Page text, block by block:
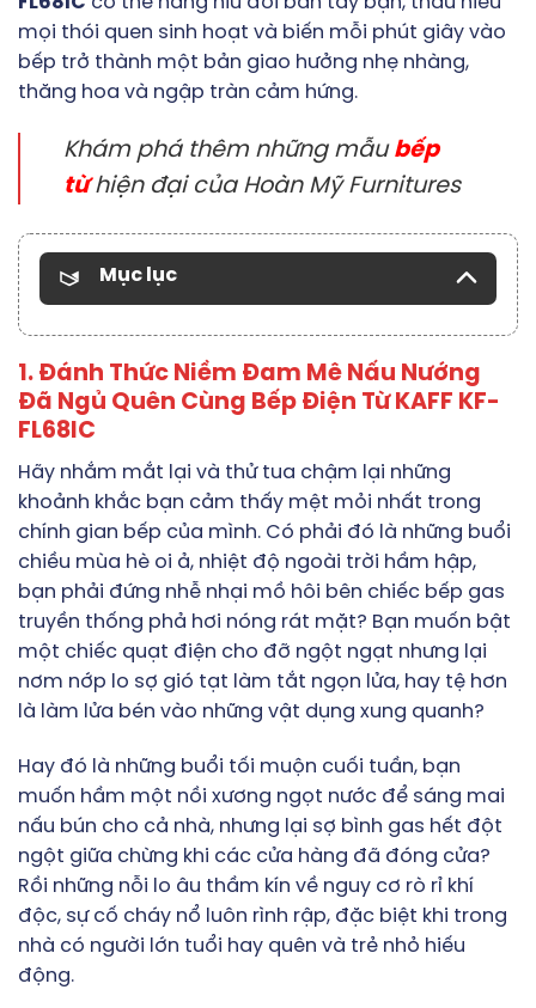
mọi thói quen sinh hoạt và biến mỗi phút giây vào
bếp trở thành một bản giao hưởng nhẹ nhàng,
thăng hoa và ngập tràn cảm hứng.
Khám phá thêm những mẫu bếp
từhiện đại của Hoàn Mỹ Furnitures
Mục lục
1. Đánh Thức Niềm Đam Mê Nấu Nướng
Đã Ngủ Quên Cùng Bếp Điện Từ KAFF KF-
FL68IC
Hãy nhắm mắt lại và thử tua chậm lại những
khoảnh khắc bạn cảm thấy mệt mỏi nhất trong
chính gian bếp của mình. Có phải đó là những buổi
chiều mùa hè oi ả, nhiệt độ ngoài trời hầm hập,
bạn phải đứng nhễ nhại mồ hôi bên chiếc bếp gas
truyền thống phả hơi nóng rát mặt? Bạn muốn bật
một chiếc quạt điện cho đỡ ngột ngạt nhưng lại
nơm nớp lo sợ gió tạt làm tắt ngọn lửa, hay tệ hơn
là làm lửa bén vào những vật dụng xung quanh?
Hay đó là những buổi tối muộn cuối tuần, bạn
muốn hầm một nồi xương ngọt nước để sáng mai
nấu bún cho cả nhà, nhưng lại sợ bình gas hết đột
ngột giữa chừng khi các cửa hàng đã đóng cửa?
Rồi những nỗi lo âu thầm kín về nguy cơ rò rỉ khí
độc, sự cố cháy nổ luôn rình rập, đặc biệt khi trong
nhà có người lớn tuổi hay quên và trẻ nhỏ hiếu
động.